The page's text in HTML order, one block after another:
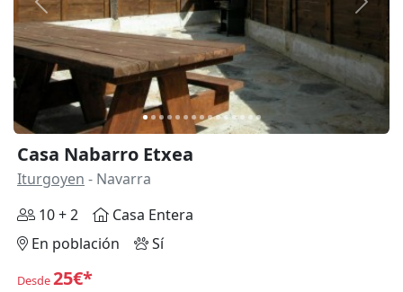
Anterior
Casa Nabarro Etxea
Iturgoyen - Navarra
10 + 2
Casa Entera
En población
Sí
Desde25€*